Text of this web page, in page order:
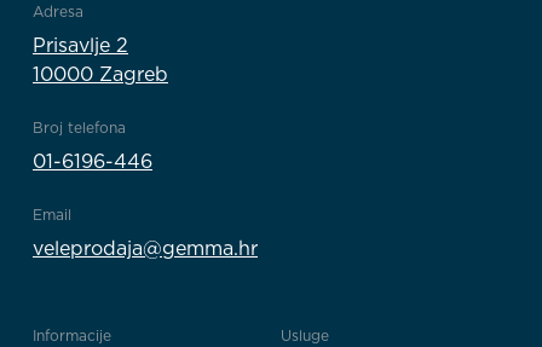
Adresa
Prisavlje 2
10000 Zagreb
Broj telefona
01-6196-446
Email
veleprodaja@gemma.hr
Informacije Usluge